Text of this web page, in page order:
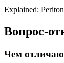
Explained:
Вопрос-
Чем